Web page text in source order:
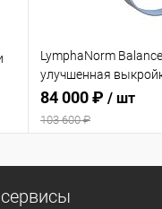
LymphaNorm
улучшенная
аппарат для
лимфодренажа для
84 000 ₽ / шт
103 600 ₽